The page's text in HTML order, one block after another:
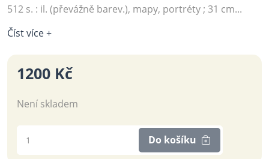
512 s. : il. (převážně barev.), mapy, portréty ; 31 cm...
Číst více +
1200 Kč
Není skladem
Do košíku